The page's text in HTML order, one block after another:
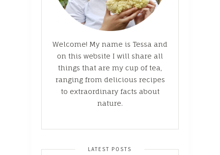
Welcome! My name is Tessa and
on this website I will share all
things that are my cup of tea,
ranging from delicious recipes
to extraordinary facts about
nature.
LATEST POSTS